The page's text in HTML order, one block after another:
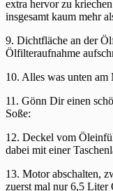
extra hervor zu
insgesamt kaum mehr
9. Dichtfläche an der
Ölfilteraufnahme
10. Alles was unten
11. Gönn Dir einen
Soße:
12. Deckel vom
dabei mit einer
13. Motor abschalten,
zuerst mal nur 6,5 Liter